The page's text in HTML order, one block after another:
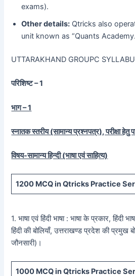
exams).
Other details: Qtricks also
unit known as “Quants
UTTARAKHAND GROUPC
परिशिष्ट – 1
भाग – 1
स्नातक स्तरीय (सामान्य प्रश्नपत्र), परीक्षा हेतु
विषय-सामान्य हिन्दी (भाषा एवं साहित्य)
1200 MCQ in Qtricks Practice
1. भाषा एवं हिंदी भाषा : भाषा के प्रकार, हिंदी
हिंदी की बोलियाँ, उत्तराखण्ड प्रदेश की प्रमुख
जौनसारी)।
1000 MCQ in Qtricks Practice